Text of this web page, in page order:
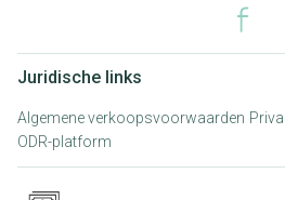
Juridische links
Algemene verkoopsvoorwaarden
ODR-platform